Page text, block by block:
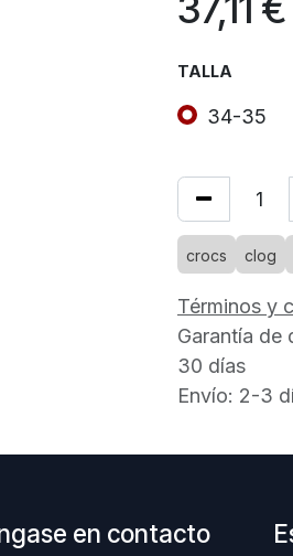
TALLA
34-35
crocs clog
Términos y
Garantía de
30 días
Envío: 2-3
en contacto